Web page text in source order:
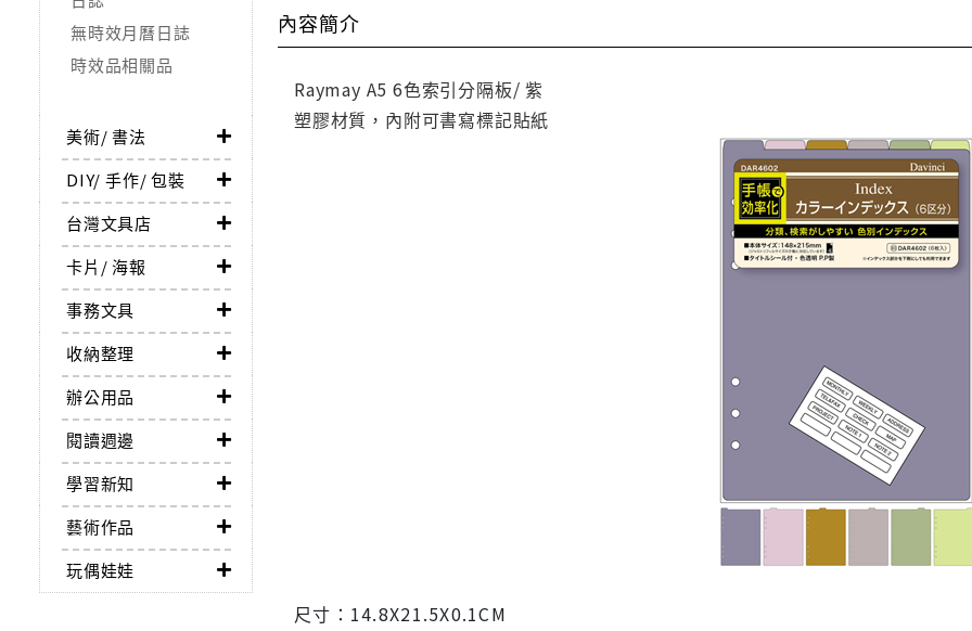
無時效月曆日誌
時效品相關品
美術/ 書法
DIY/ 手作/ 包裝
台灣文具店
卡片/ 海報
事務文具
收納整理
辦公用品
閱讀週邊
學習新知
藝術作品
玩偶娃娃
內容簡介
Raymay A5 6色索引分隔板/ 紫
塑膠材質，內附可書寫標記貼紙
尺寸：14.8X21.5X0.1CM